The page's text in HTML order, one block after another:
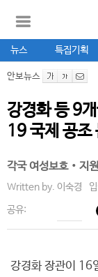
뉴스 특집기획
안보뉴스
강경화 등 9
19 국제 공조
각국 여성보호‧지
Written by. 이숙경
공유:
강경화 장관이 16